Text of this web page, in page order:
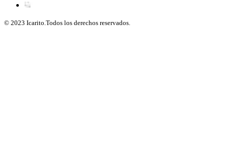
© 2023 Icarito.Todos los derechos reservados.